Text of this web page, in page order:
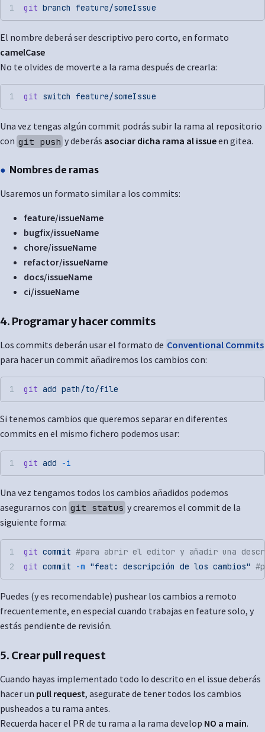
git branch feature/someIssue
El nombre deberá ser descriptivo pero corto, en formato
camelCase
No te olvides de moverte a la rama después de crearla:
git switch feature/someIssue
Una vez tengas algún commit podrás subir la rama al repositorio
con git push y deberás asociar dicha rama al issueen gitea.
Nombres de ramas
Usaremos un formato similar a los commits:
feature/issueName
bugfix/issueName
chore/issueName
refactor/issueName
docs/issueName
ci/issueName
4. Programar y hacer commits
Los commits deberán usar el formato de Conventional Commits
para hacer un commit añadiremos los cambios con:
git add path/to/file
Si tenemos cambios que queremos separar en diferentes
commits en el mismo fichero podemos usar:
git add -i
Una vez tengamos todos los cambios añadidos podemos
asegurarnos con git status y crearemos el commit de la
siguiente forma:
git commit #para abrir el editor y añadir una
git commit -m "feat: descripción de los cambios"
Puedes (y es recomendable) pushear los cambios a remoto
frecuentemente, en especial cuando trabajas en feature solo, y
estás pendiente de revisión.
5. Crear pull request
Cuando hayas implementado todo lo descrito en el issue deberás
hacer un pull request, asegurate de tener todos los cambios
pusheados a tu rama antes.
Recuerda hacer el PR de tu rama a la rama develop NO a main.